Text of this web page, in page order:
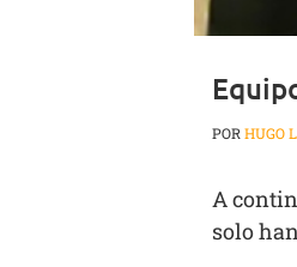
PORHUGO
A
solo